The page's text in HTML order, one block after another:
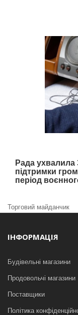
Рада
підтримки
період
Торговий майданчик
ІНФОРМАЦІЯ
Будівельні магазини
Продовольчі магазини
Поставщики
Політика